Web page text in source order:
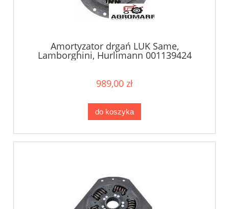
Amortyzator drgań LUK Same,
Lamborghini, Hurlimann 001139424
989,00 zł
do koszyka